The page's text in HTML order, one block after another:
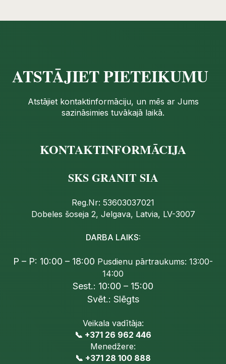
ATSTĀJIET PIETEIKUMU
Atstājiet kontaktinformāciju, un mēs ar Jums
sazināsimies tuvākajā laikā.
KONTAKTINFORMĀCIJA
SKS GRANIT SIA
Reg.Nr: 53603037021
Dobeles šoseja 2, Jelgava, Latvia, LV-3007
DARBA LAIKS:
P – P: 10:00 – 18:00 Pusdienu pārtraukums: 13:00-
14:00
Sest.: 10:00 – 15:00
Svēt.: Slēgts
Veikala vadītāja:
📞 +371 26 962 446
Menedžere:
📞 +371 28 100 888